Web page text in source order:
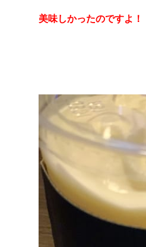
美味しかったのですよ！